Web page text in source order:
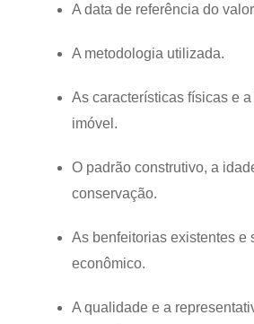
A data de referência do
A metodologia utilizada.
As características físicas e
imóvel.
O padrão construtivo, a
conservação.
As benfeitorias existentes e
econômico.
A qualidade e a